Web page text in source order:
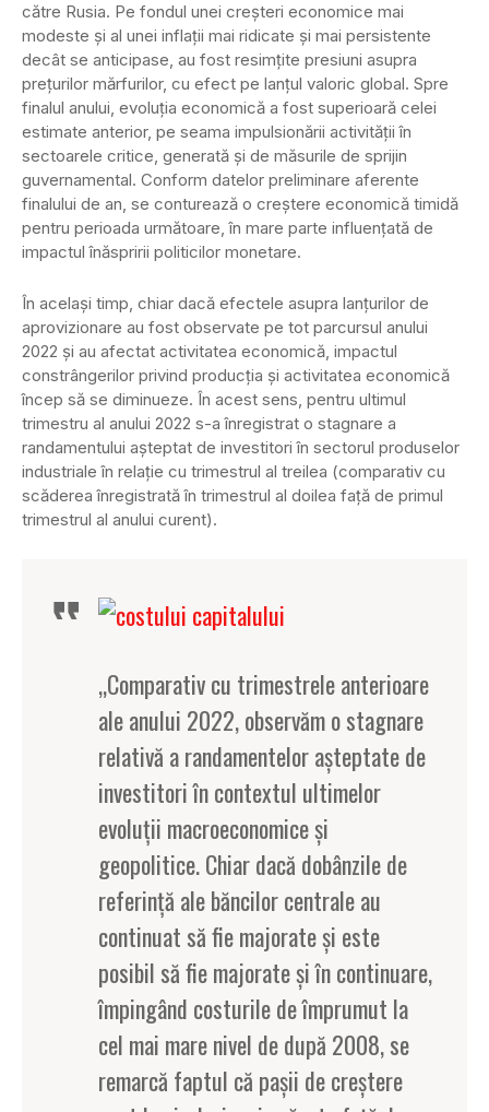
către Rusia. Pe fondul unei creșteri economice mai
modeste și al unei inflații mai ridicate și mai persistente
decât se anticipase, au fost resimțite presiuni asupra
prețurilor mărfurilor, cu efect pe lanțul valoric global. Spre
finalul anului, evoluția economică a fost superioară celei
estimate anterior, pe seama impulsionării activității în
sectoarele critice, generată și de măsurile de sprijin
guvernamental. Conform datelor preliminare aferente
finalului de an, se conturează o creștere economică timidă
pentru perioada următoare, în mare parte influențată de
impactul înăspririi politicilor monetare.
În același timp, chiar dacă efectele asupra lanțurilor de
aprovizionare au fost observate pe tot parcursul anului
2022 și au afectat activitatea economică, impactul
constrângerilor privind producția și activitatea economică
încep să se diminueze. În acest sens, pentru ultimul
trimestru al anului 2022 s-a înregistrat o stagnare a
randamentului așteptat de investitori în sectorul produselor
industriale în relație cu trimestrul al treilea (comparativ cu
scăderea înregistrată în trimestrul al doilea față de primul
trimestrul al anului curent).
„Comparativ cu trimestrele anterioare
ale anului 2022, observăm o stagnare
relativă a randamentelor așteptate de
investitori în contextul ultimelor
evoluții macroeconomice și
geopolitice. Chiar dacă dobânzile de
referință ale băncilor centrale au
continuat să fie majorate și este
posibil să fie majorate și în continuare,
împingând costurile de împrumut la
cel mai mare nivel de după 2008, se
remarcă faptul că pașii de creștere